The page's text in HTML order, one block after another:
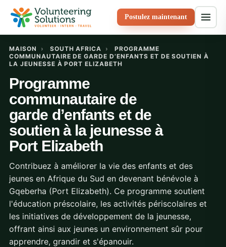
Postulez maintenant
MAISON › SOUTH AFRICA ›
PROGRAMME
COMMUNAUTAIRE DE GARDE D’ENFANTS ET DE SOUTIEN À
LA JEUNESSE À PORT ELIZABETH
Programme
communautaire de
garde d’enfants et de
soutien à la jeunesse à
Port Elizabeth
Contribuez à améliorer la vie des enfants et des
jeunes en Afrique du Sud en devenant bénévole à
Gqeberha (Port Elizabeth). Ce programme soutient
l'éducation préscolaire, les activités périscolaires et
les initiatives de développement de la jeunesse,
offrant ainsi aux jeunes un environnement sûr pour
apprendre, grandir et s'épanouir.